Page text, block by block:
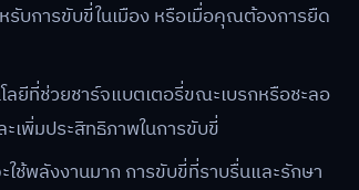
รับการขับขี่ในเมือง หรือเมื่อคุณต้องการยืด
ลยีที่ช่วยชาร์จแบตเตอรี่ขณะเบรกหรือชะลอ
เพิ่มประสิทธิภาพในการขับขี่
ใช้พลังงานมาก การขับขี่ที่ราบรื่นและรักษา